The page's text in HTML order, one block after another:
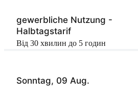
Sonntag, 09 Aug.
gewerbliche Nutzung -
Halbtagstarif
Від 30 хвилин до 5 годин
gewerbliche Nutzung -